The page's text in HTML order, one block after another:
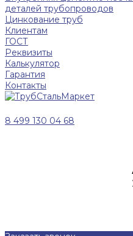
деталей трубопроводов
Цинкование труб
Клиентам
ГОСТ
Реквизиты
Калькулятор
Гарантия
Контакты
8 499 130 04 68